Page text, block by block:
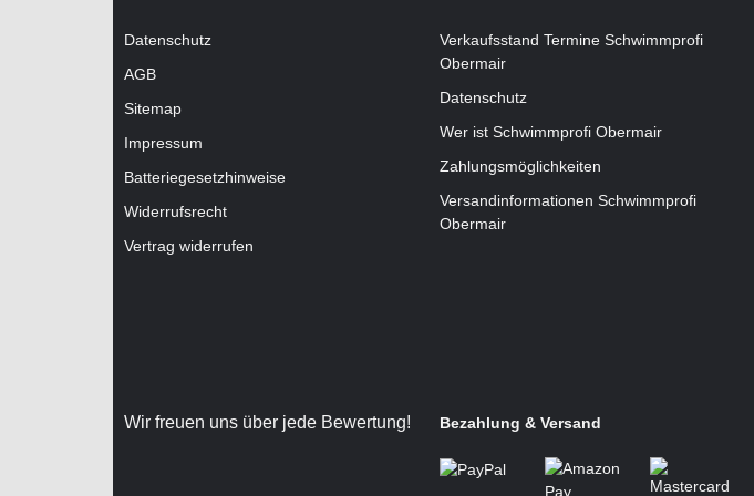
Datenschutz
AGB
Sitemap
Impressum
Batteriegesetzhinweise
Widerrufsrecht
Vertrag widerrufen
Verkaufsstand Termine Schwimmprofi
Obermair
Datenschutz
Wer ist Schwimmprofi Obermair
Zahlungsmöglichkeiten
Versandinformationen Schwimmprofi
Obermair
Wir freuen uns über jede Bewertung! Bezahlung & Versand